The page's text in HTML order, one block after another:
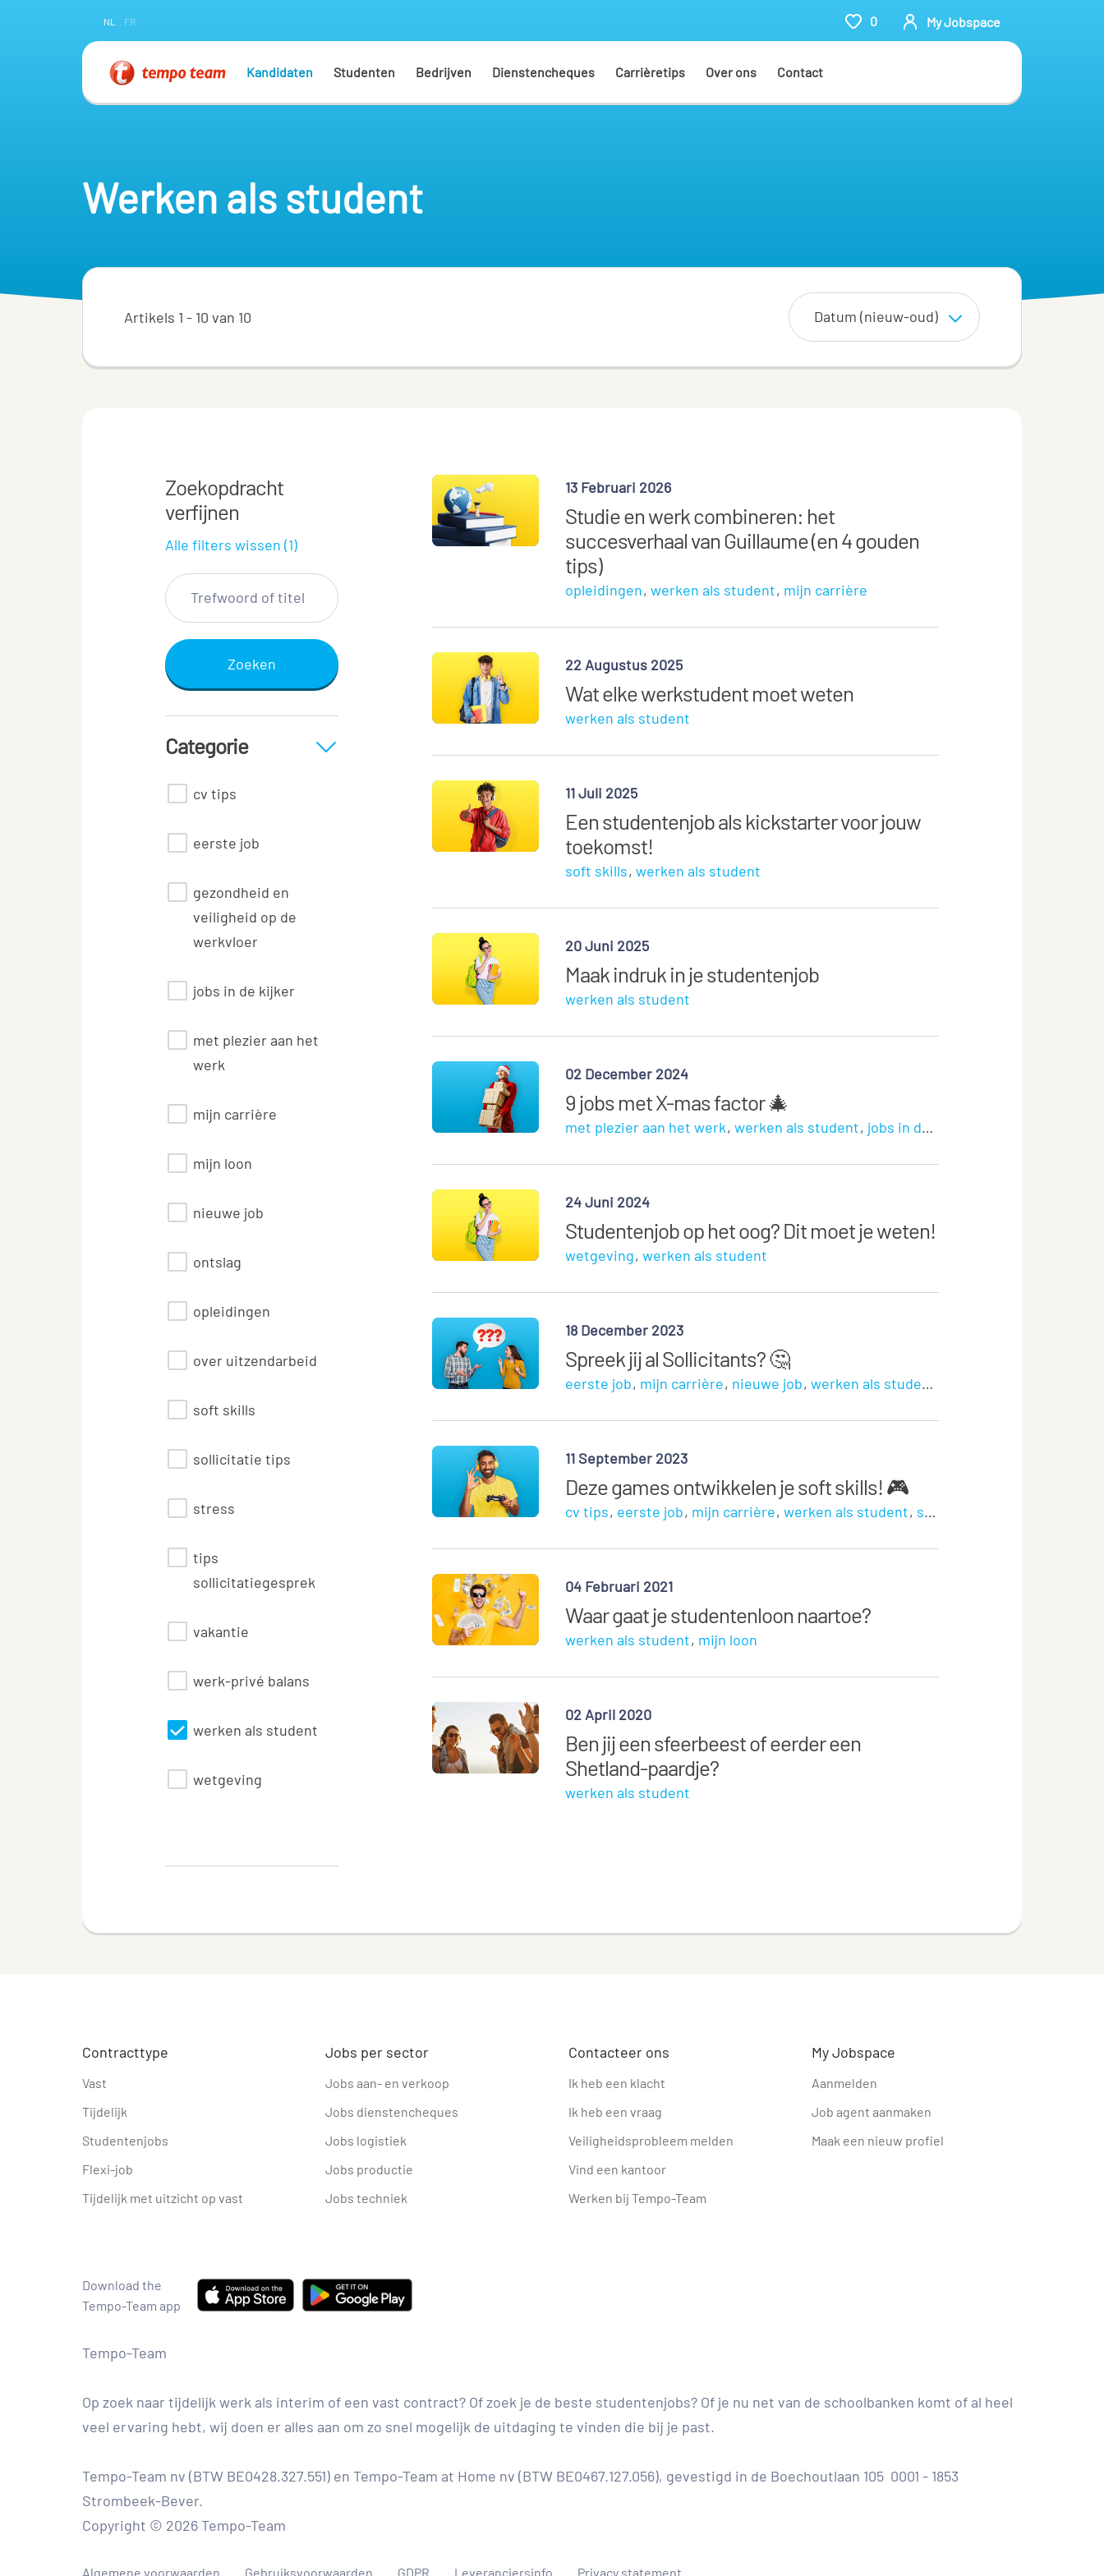
Kandidaten Studenten Bedrijven Dienstencheques Carrièretips Over ons Contact
0 My Jobspace
NL FR
Werken als student
Artikels 1 - 10 van 10
Zoekopdracht
verfijnen
Alle filters wissen (1)
Zoeken
Categorie
cv tips
eerste job
gezondheid en
veiligheid op de
werkvloer
jobs in de kijker
met plezier aan het
werk
mijn carrière
mijn loon
nieuwe job
ontslag
opleidingen
over uitzendarbeid
soft skills
sollicitatie tips
stress
tips
sollicitatiegesprek
vakantie
werk-privé balans
werken als student
wetgeving
13 Februari 2026
Studie en werk combineren: het
succesverhaal van Guillaume (en 4 gouden
tips)
opleidingen werken als student mijn carrière
22 Augustus 2025
Wat elke werkstudent moet weten
werken als student
11 Juli 2025
Een studentenjob als kickstarter voor jouw
toekomst!
soft skills werken als student
20 Juni 2025
Maak indruk in je studentenjob
werken als student
02 December 2024
9 jobs met X-mas factor 🎄
met plezier aan het werk werken als student jobs in de kijker
24 Juni 2024
Studentenjob op het oog? Dit moet je weten!
wetgeving werken als student
18 December 2023
Spreek jij al Sollicitants? 🤔
eerste job mijn carrière nieuwe job werken als student
11 September 2023
Deze games ontwikkelen je soft skills! 🎮
cv tips eerste job mijn carrière werken als student soft skills
04 Februari 2021
Waar gaat je studentenloon naartoe?
werken als student mijn loon
02 April 2020
Ben jij een sfeerbeest of eerder een
Shetland-paardje?
werken als student
Contracttype
Vast
Tijdelijk
Studentenjobs
Flexi-job
Tijdelijk met uitzicht op vast
Jobs per sector
Jobs aan- en verkoop
Jobs dienstencheques
Jobs logistiek
Jobs productie
Jobs techniek
Contacteer ons
Ik heb een klacht
Ik heb een vraag
Veiligheidsprobleem melden
Vind een kantoor
Werken bij Tempo-Team
My Jobspace
Aanmelden
Job agent aanmaken
Maak een nieuw profiel
Download the
Tempo-Team app
Algemene voorwaarden Gebruiksvoorwaarden GDPR Leveranciersinfo Privacy statement
Tempo-Team
Op zoek naar tijdelijk werk als interim of een vast contract? Of zoek je de beste studentenjobs? Of je nu net van de schoolbanken komt of al heel
veel ervaring hebt, wij doen er alles aan om zo snel mogelijk de uitdaging te vinden die bij je past.
Tempo-Team nv (BTW BE0428.327.551) en Tempo-Team at Home nv (BTW BE0467.127.056), gevestigd in de Boechoutlaan 105 0001 - 1853
Strombeek-Bever.
Copyright © 2026 Tempo-Team